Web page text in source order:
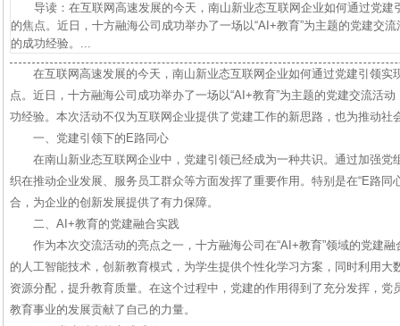
导读：在互联网高速发展的今天，南山新业态互联网企业如何通过党建
的焦点。近日，十方融海公司成功举办了一场以“AI+教育”为主题的党建交
的成功经验。...
在互联网高速发展的今天，南山新业态互联网企业如何通过党建引领实
点。近日，十方融海公司成功举办了一场以“AI+教育”为主题的党建交流活
功经验。本次活动不仅为互联网企业提供了党建工作的新思路，也为推动社
一、党建引领下的E路同心
在南山新业态互联网企业中，党建引领已经成为一种共识。通过加强党
织在推动企业发展、服务员工群众等方面发挥了重要作用。特别是在“E路同
合，为企业的创新发展提供了有力保障。
二、AI+教育的党建融合实践
作为本次交流活动的亮点之一，十方融海公司在“AI+教育”领域的党建
的人工智能技术，创新教育模式，为学生提供个性化学习方案，同时利用大
资源分配，提升教育质量。在这个过程中，党建的作用得到了充分发挥，党
教育事业的发展贡献了自己的力量。